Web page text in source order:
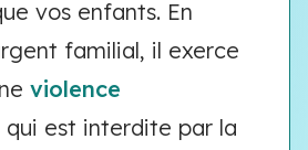
vos enfants. En
familial, il exerce
violence
qui est interdite par la